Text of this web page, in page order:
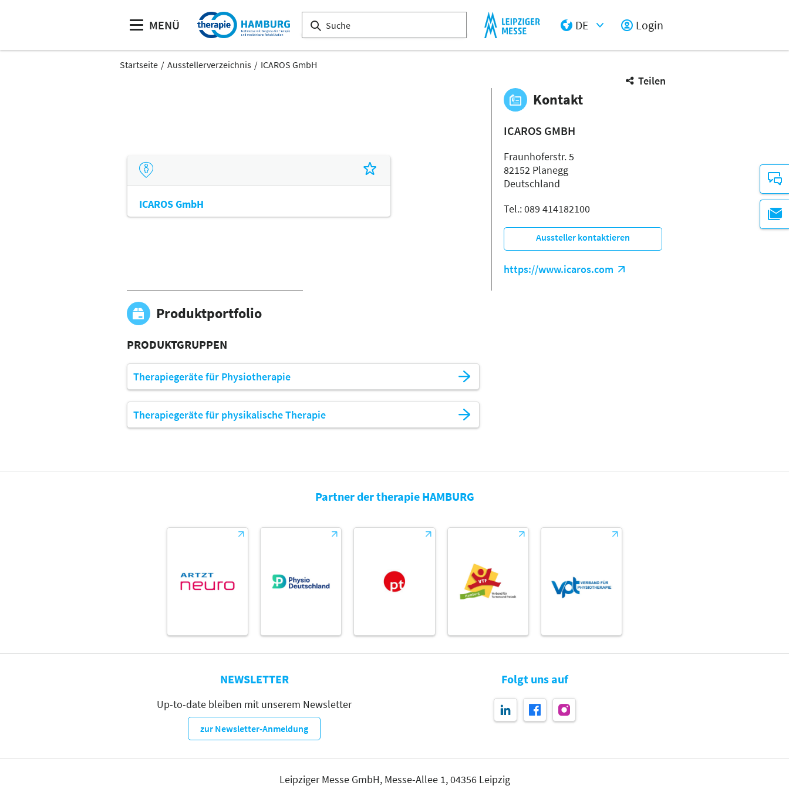
MENÜ
DE
Login
Startseite Ausstellerverzeichnis ICAROS GmbH
Teilen
ICAROS GmbH
Produktportfolio
PRODUKTGRUPPEN
Therapiegeräte für Physiotherapie
Therapiegeräte für physikalische Therapie
Kontakt
ICAROS GMBH
Fraunhoferstr. 5
82152 Planegg
Deutschland
Tel.: 089 414182100
Aussteller kontaktieren
https://www.icaros.com
Partner der therapie HAMBURG
NEWSLETTER
Up-to-date bleiben mit unserem Newsletter
zur Newsletter-Anmeldung
Folgt uns auf
Leipziger Messe GmbH, Messe-Allee 1, 04356 Leipzig